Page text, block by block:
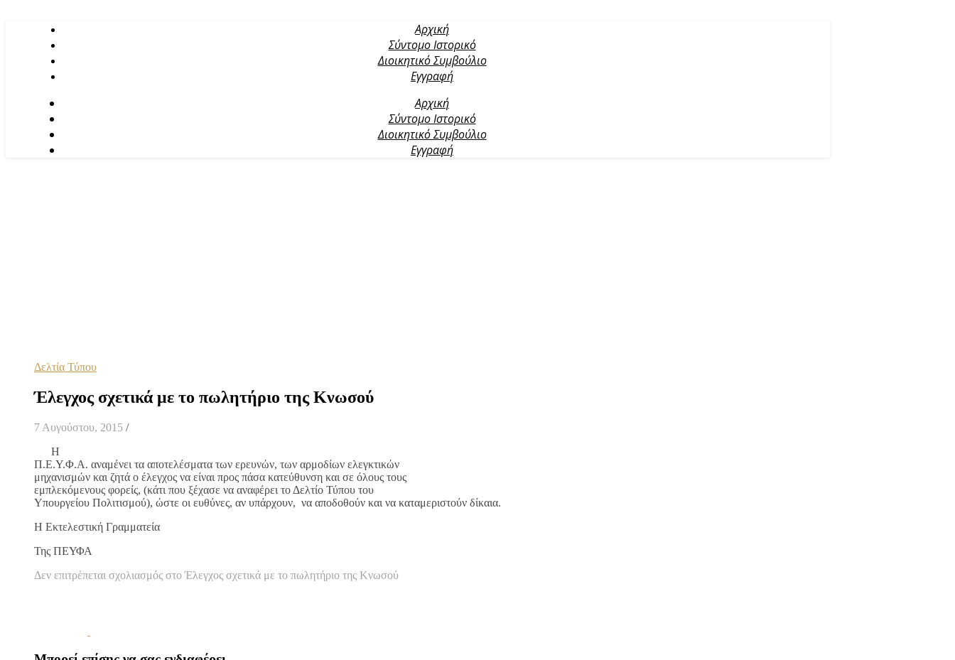
Αρχική
Σύντομο Ιστορικό
Διοικητικό Συμβούλιο
Εγγραφή
Αρχική
Σύντομο Ιστορικό
Διοικητικό Συμβούλιο
Εγγραφή
Δελτία Τύπου
Έλεγχος σχετικά με το πωλητήριο της Κνωσού
7 Αυγούστου, 2015 /
Η
Π.Ε.Υ.Φ.Α. αναμένει τα αποτελέσματα των ερευνών, των αρμοδίων ελεγκτικών
μηχανισμών και ζητά ο έλεγχος να είναι προς πάσα κατεύθυνση και σε όλους τους
εμπλεκόμενους φορείς, (κάτι που ξέχασε να αναφέρει το Δελτίο Τύπου του
Υπουργείου Πολιτισμού), ώστε οι ευθύνες, αν υπάρχουν, να αποδοθούν και να καταμεριστούν δίκαια.
H Εκτελεστική Γραμματεία
Της ΠΕΥΦΑ
Δεν επιτρέπεται σχολιασμός στο Έλεγχος σχετικά με το πωλητήριο της Κνωσού